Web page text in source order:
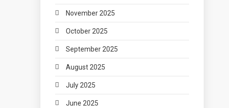
November 2025
October 2025
September 2025
August 2025
July 2025
June 2025